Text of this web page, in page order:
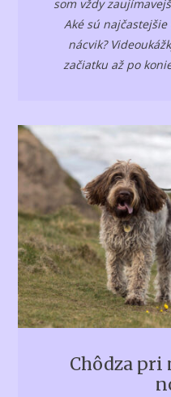
som vždy
Aké sú
nácvik?
začiatku až po
Chôdza pri